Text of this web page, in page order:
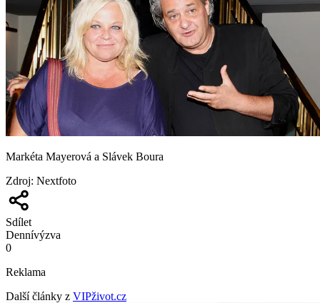
Markéta Mayerová a Slávek Boura
Zdroj: Nextfoto
Sdílet
Dennívýzva
0
Reklama
Další články z VIPživot.cz